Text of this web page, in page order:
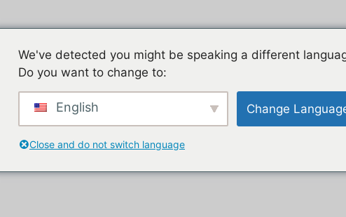
Les jeux mobiles
Contact
We've detected you might be speaking a different
Do you want to change to:
English Change
Close and do not switch language